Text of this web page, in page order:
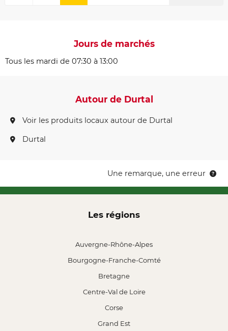
Jours de marchés
Tous les mardi de 07:30 à 13:00
Autour de Durtal
Voir les produits locaux autour de Durtal
Durtal
Une remarque, une erreur
Les régions
Auvergne-Rhône-Alpes
Bourgogne-Franche-Comté
Bretagne
Centre-Val de Loire
Corse
Grand Est